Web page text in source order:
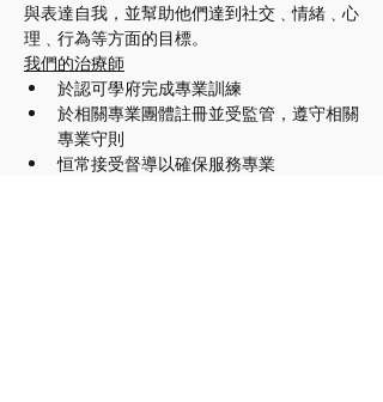
與表達自我，並幫助他們達到社交﹑情緒﹑心
理﹑行為等方面的目標。
我們的治療師
於認可學府完成專業訓練
於相關專業團體註冊並受監管，遵守相關
專業守則
恒常接受督導以確保服務專業